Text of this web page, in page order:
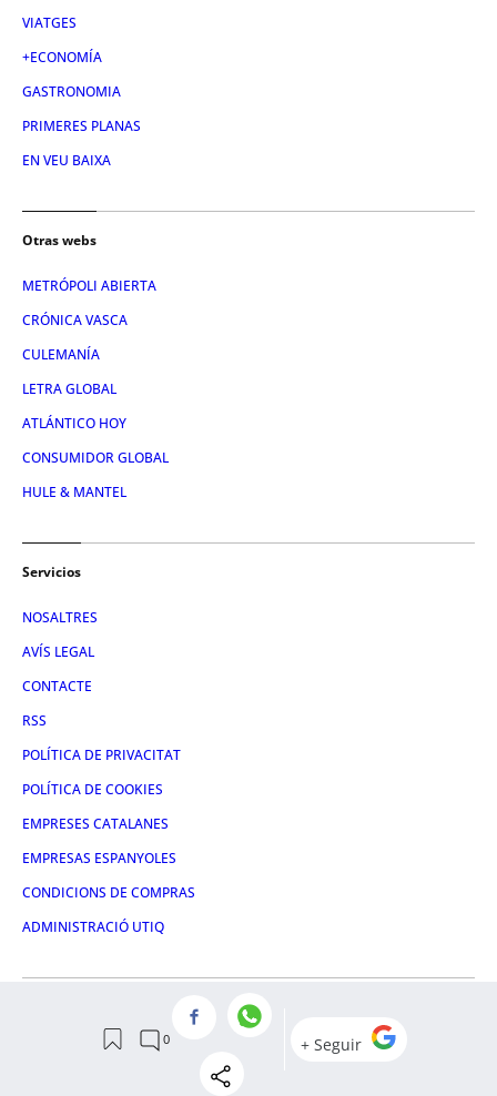
VIATGES
+ECONOMÍA
GASTRONOMIA
PRIMERES PLANAS
EN VEU BAIXA
Otras webs
METRÓPOLI ABIERTA
CRÓNICA VASCA
CULEMANÍA
LETRA GLOBAL
ATLÁNTICO HOY
CONSUMIDOR GLOBAL
HULE & MANTEL
Servicios
NOSALTRES
AVÍS LEGAL
CONTACTE
RSS
POLÍTICA DE PRIVACITAT
POLÍTICA DE COOKIES
EMPRESES CATALANES
EMPRESAS ESPANYOLES
CONDICIONS DE COMPRAS
ADMINISTRACIÓ UTIQ